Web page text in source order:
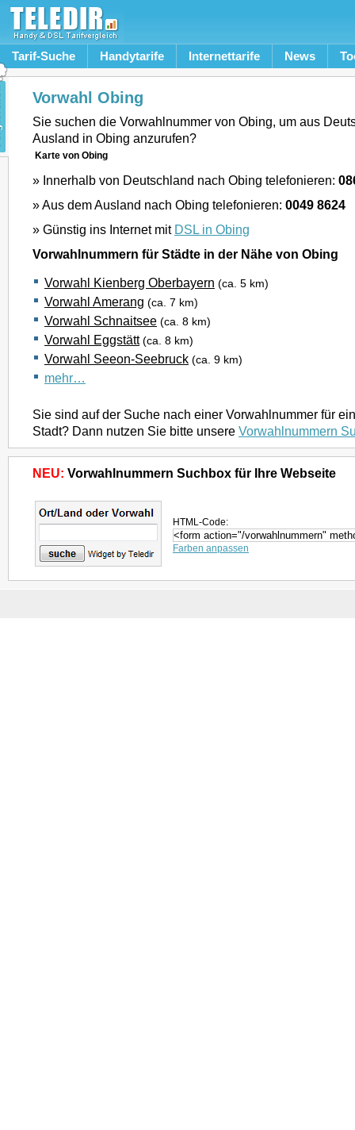
Tarif-Suche Handytarife Internettarife News
Vorwahl Obing
Sie suchen die Vorwahlnummer von Obing, um aus
Ausland in Obing anzurufen?
Karte von Obing
» Innerhalb von Deutschland nach Obing telefonieren:
» Aus dem Ausland nach Obing telefonieren: 0049 8624
» Günstig ins Internet mit DSL in Obing
Vorwahlnummern für Städte in der Nähe von Obing
Vorwahl Kienberg Oberbayern (ca. 5 km)
Vorwahl Amerang (ca. 7 km)
Vorwahl Schnaitsee (ca. 8 km)
Vorwahl Eggstätt (ca. 8 km)
Vorwahl Seeon-Seebruck (ca. 9 km)
mehr…
Sie sind auf der Suche nach einer Vorwahlnummer für
Stadt? Dann nutzen Sie bitte unsere Vorwahlnummern
NEU: Vorwahlnummern Suchbox für Ihre Webseite
HTML-Code:
Farben anpassen